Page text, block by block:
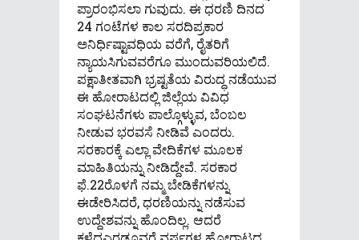
ಪ್ರಾರಂಭಿಸಲಾ ಗುವುದು. ಈ ಧರಣಿ ದಿನದ
24 ಗಂಟೆಗಳ ಕಾಲ ಸರದಿಪ್ರಕಾರ
ಅನಿರ್ಧಿಷ್ಟಾವಧಿಯ ವರೆಗೆ, ರೈತರಿಗೆ
ನ್ಯಾಯಸಿಗುವವರೆಗೂ ಮುಂದುವರಿಯಲಿದೆ.
ಪಕ್ಷಾತೀತವಾಗಿ ಭ್ರಷ್ಟತೆಯ ವಿರುದ್ಧ ನಡೆಯುವ
ಈ ಹೋರಾಟದಲ್ಲಿ ಜಿಲ್ಲೆಯ ವಿವಿಧ
ಸಂಘಟನೆಗಳು ಪಾಲ್ಗೊಳ್ಳುವ, ಬೆಂಬಲ
ನೀಡುವ ಭರವಸೆ ನೀಡಿವೆ ಎಂದರು.
ಸರಕಾರಕ್ಕೆ ಎಲ್ಲಾ ವೇದಿಕೆಗಳ ಮೂಲಕ
ಮಾಹಿತಿಯನ್ನು ನೀಡಿದ್ದೇವೆ. ಸರಕಾರ
ಫೆ.22ರೊಳಗೆ ನಮ್ಮ ಬೇಡಿಕೆಗಳನ್ನು
ಈಡೇರಿಸಿದರೆ, ಧರಣಿಯನ್ನು ನಡೆಸುವ
ಉದ್ದೇಶವನ್ನು ಹೊಂದಿಲ್ಲ. ಆದರೆ